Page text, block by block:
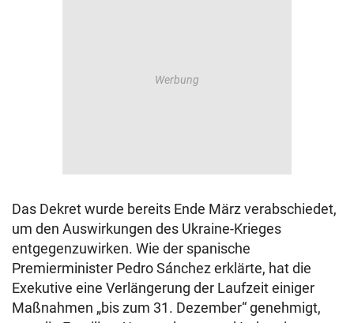
Das Dekret wurde bereits Ende März verabschiedet,
um den Auswirkungen des Ukraine-Krieges
entgegenzuwirken. Wie der spanische
Premierminister Pedro Sánchez erklärte, hat die
Exekutive eine Verlängerung der Laufzeit einiger
Maßnahmen „bis zum 31. Dezember“ genehmigt,